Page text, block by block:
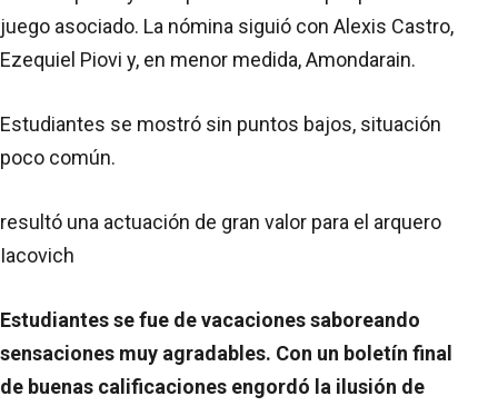
juego asociado. La nómina siguió con Alexis Castro,
Ezequiel Piovi y, en menor medida, Amondarain.
Estudiantes se mostró sin puntos bajos, situación
poco común.
resultó una actuación de gran valor para el arquero
Iacovich
Estudiantes se fue de vacaciones saboreando
sensaciones muy agradables. Con un boletín final
de buenas calificaciones engordó la ilusión de